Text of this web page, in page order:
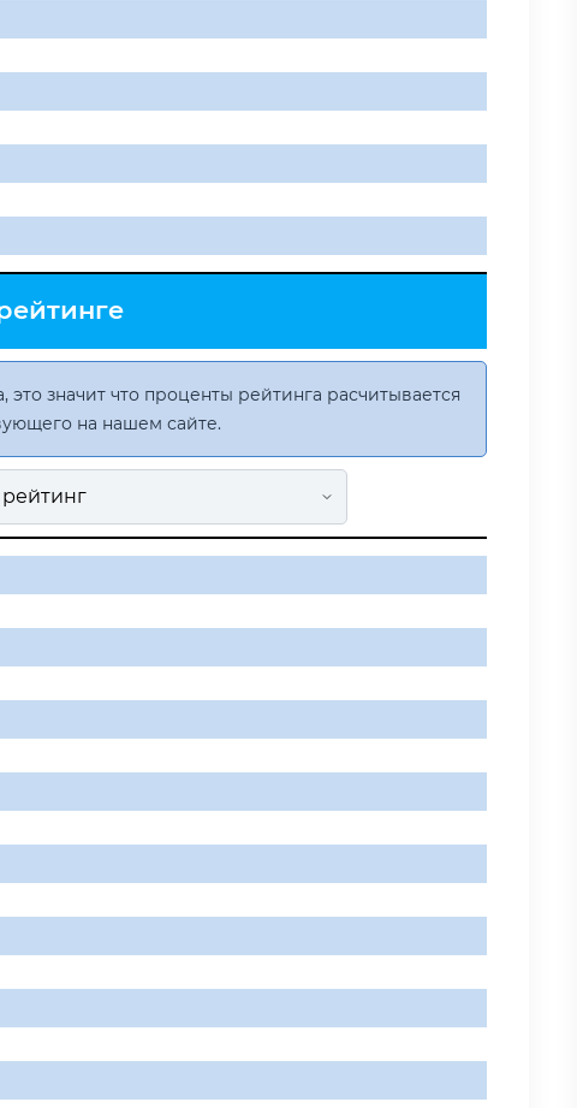
значит что проценты рейтинга расчитывается
на нашем сайте.